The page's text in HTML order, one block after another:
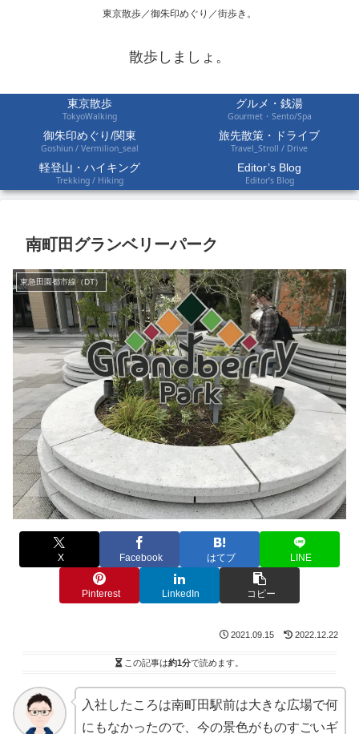
東京散歩／御朱印めぐり／街歩き。
散歩しましょ。
東京散歩
TokyoWalking
グルメ・銭湯
Gourmet・Sento/Spa
御朱印めぐり/関東
Goshiun / Vermilion_seal
旅先散策・ドライブ
Travel_Stroll / Drive
軽登山・ハイキング
Trekking / Hiking
Editor’s Blog
Editor’s Blog
南町田グランベリーパーク
東急田園都市線（DT）
X Facebook はてブ LINE
Pinterest LinkedIn コピー
2021.09.15 2022.12.22
この記事は約1分で読めます。
入社したころは南町田駅前は大きな広場で何
にもなかったので、今の景色がものすごいギ